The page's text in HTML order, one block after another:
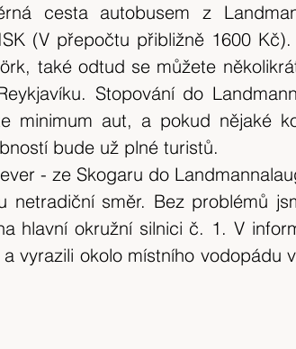
cesta autobusem z
(V přepočtu přibližně 1600
také odtud se můžete
Stopování do
minimum aut, a pokud nějaké
bude už plné turistů.
- ze Skogaru do
netradiční směr. Bez problémů
hlavní okružní silnici č. 1. V
vyrazili okolo místního vodopádu